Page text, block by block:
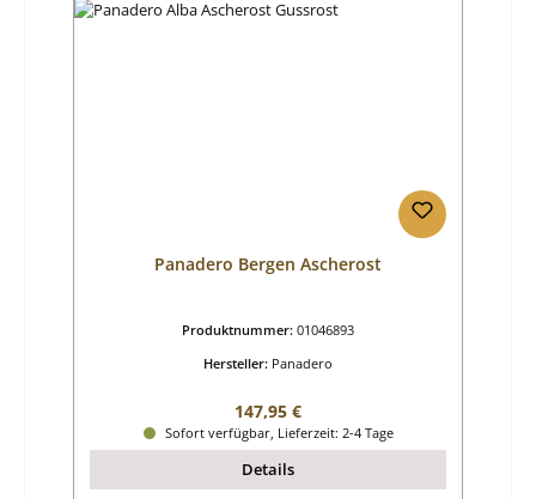
Panadero Bergen Ascherost
Produktnummer: 01046893
Hersteller: Panadero
Regulärer Preis:
147,95 €
Sofort verfügbar, Lieferzeit: 2-4 Tage
Details